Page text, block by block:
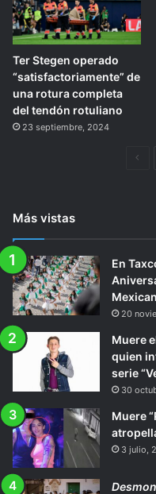
Ter Stegen operado
“satisfactoriamente” de
una rotura completa
del tendón rotuliano
23 septiembre, 2024
Más vistas
En
20
Muere
quien
serie
30
Muere
3 julio,